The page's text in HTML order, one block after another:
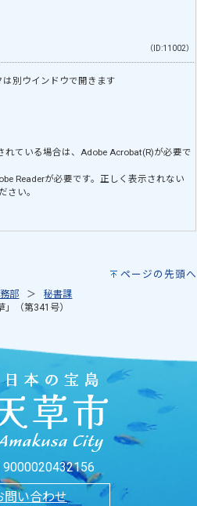
（ID:11002）
別ウインドウで開きます
れている場合は、Adobe Acrobat(R)が必要で
Readerが必要です。正しく表示されない
さい。
ページの先頭へ
部
秘書課
（第341号）
問い合わせ